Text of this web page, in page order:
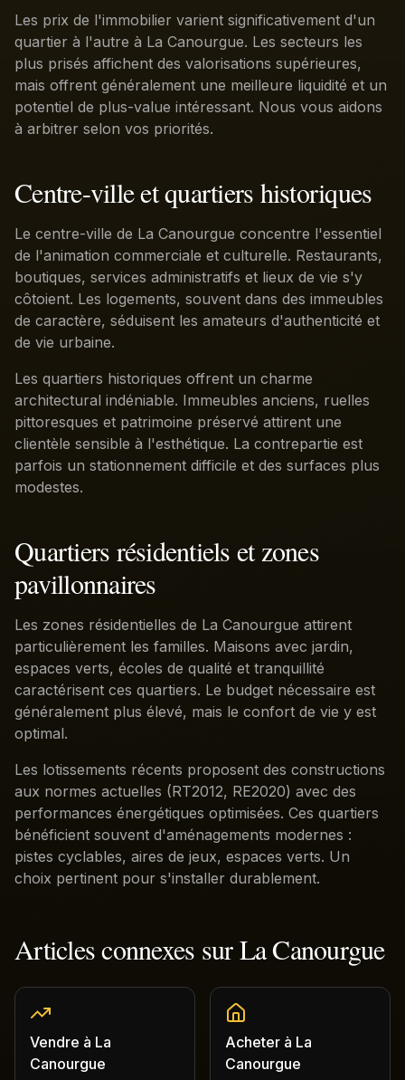
Les prix de l'immobilier varient significativement d'un
quartier à l'autre à La Canourgue. Les secteurs les
plus prisés affichent des valorisations supérieures,
mais offrent généralement une meilleure liquidité et un
potentiel de plus-value intéressant. Nous vous aidons
à arbitrer selon vos priorités.
Centre-ville et quartiers historiques
Le centre-ville de La Canourgue concentre l'essentiel
de l'animation commerciale et culturelle. Restaurants,
boutiques, services administratifs et lieux de vie s'y
côtoient. Les logements, souvent dans des immeubles
de caractère, séduisent les amateurs d'authenticité et
de vie urbaine.
Les quartiers historiques offrent un charme
architectural indéniable. Immeubles anciens, ruelles
pittoresques et patrimoine préservé attirent une
clientèle sensible à l'esthétique. La contrepartie est
parfois un stationnement difficile et des surfaces plus
modestes.
Quartiers résidentiels et zones
pavillonnaires
Les zones résidentielles de La Canourgue attirent
particulièrement les familles. Maisons avec jardin,
espaces verts, écoles de qualité et tranquillité
caractérisent ces quartiers. Le budget nécessaire est
généralement plus élevé, mais le confort de vie y est
optimal.
Les lotissements récents proposent des constructions
aux normes actuelles (RT2012, RE2020) avec des
performances énergétiques optimisées. Ces quartiers
bénéficient souvent d'aménagements modernes :
pistes cyclables, aires de jeux, espaces verts. Un
choix pertinent pour s'installer durablement.
Articles connexes surLa Canourgue
Vendre à La
Canourgue
Acheter à La
Canourgue